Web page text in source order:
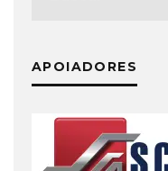
APOIADORES